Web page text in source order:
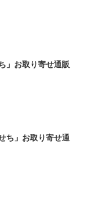
」お取り寄せ通販
ち」お取り寄せ通